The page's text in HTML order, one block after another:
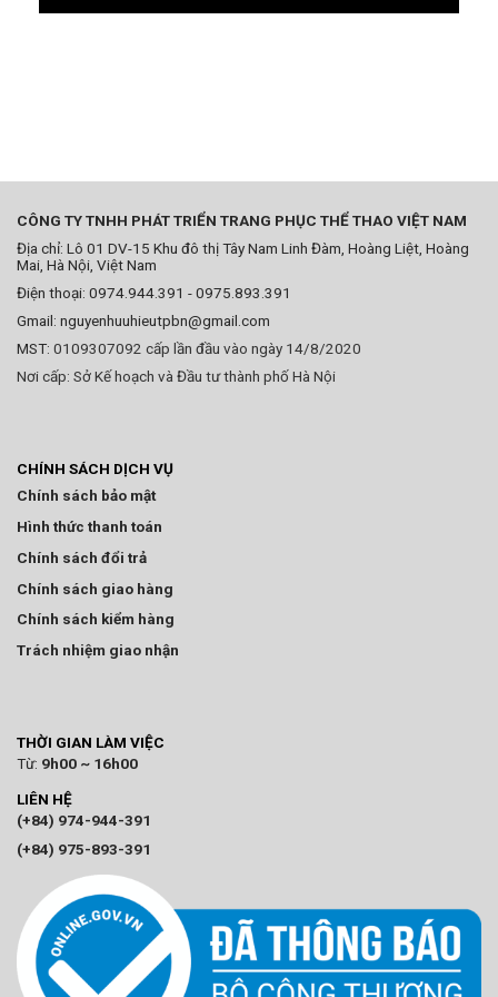
CÔNG TY TNHH PHÁT TRIỂN TRANG PHỤC THỂ THAO VIỆT NAM
Địa chỉ: Lô 01 DV-15 Khu đô thị Tây Nam Linh Đàm, Hoàng Liệt, Hoàng
Mai, Hà Nội, Việt Nam
Điện thoại: 0974.944.391 - 0975.893.391
Gmail: nguyenhuuhieutpbn@gmail.com
MST: 0109307092 cấp lần đầu vào ngày 14/8/2020
Nơi cấp: Sở Kế hoạch và Đầu tư thành phố Hà Nội
CHÍNH SÁCH DỊCH VỤ
Chính sách bảo mật
Hình thức thanh toán
Chính sách đổi trả
Chính sách giao hàng
Chính sách kiểm hàng
Trách nhiệm giao nhận
THỜI GIAN LÀM VIỆC
Từ: 9h00 ~ 16h00
LIÊN HỆ
(+84) 974-944-391
(+84) 975-893-391